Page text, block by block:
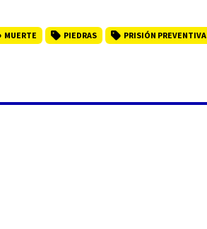
MUERTE PIEDRAS PRISIÓN PREVENTIVA